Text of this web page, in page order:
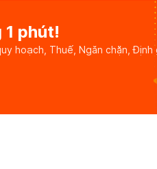
phút!
hoạch, Thuế, Ngăn chặn, Định